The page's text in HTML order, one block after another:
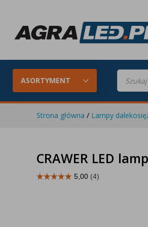
Darmowa
ASORTYMENT
Konfigurator LED
Skompletuj oświetlenie LED do
swojego ciągnika
Strona główna / Lampy
CRAWER LED